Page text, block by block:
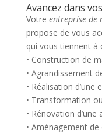
Avancez dans
Votre entreprise de
propose de vous
qui vous tiennent à
• Construction de
• Agrandissement
• Réalisation d’une
• Transformation
• Rénovation
• Aménagement de